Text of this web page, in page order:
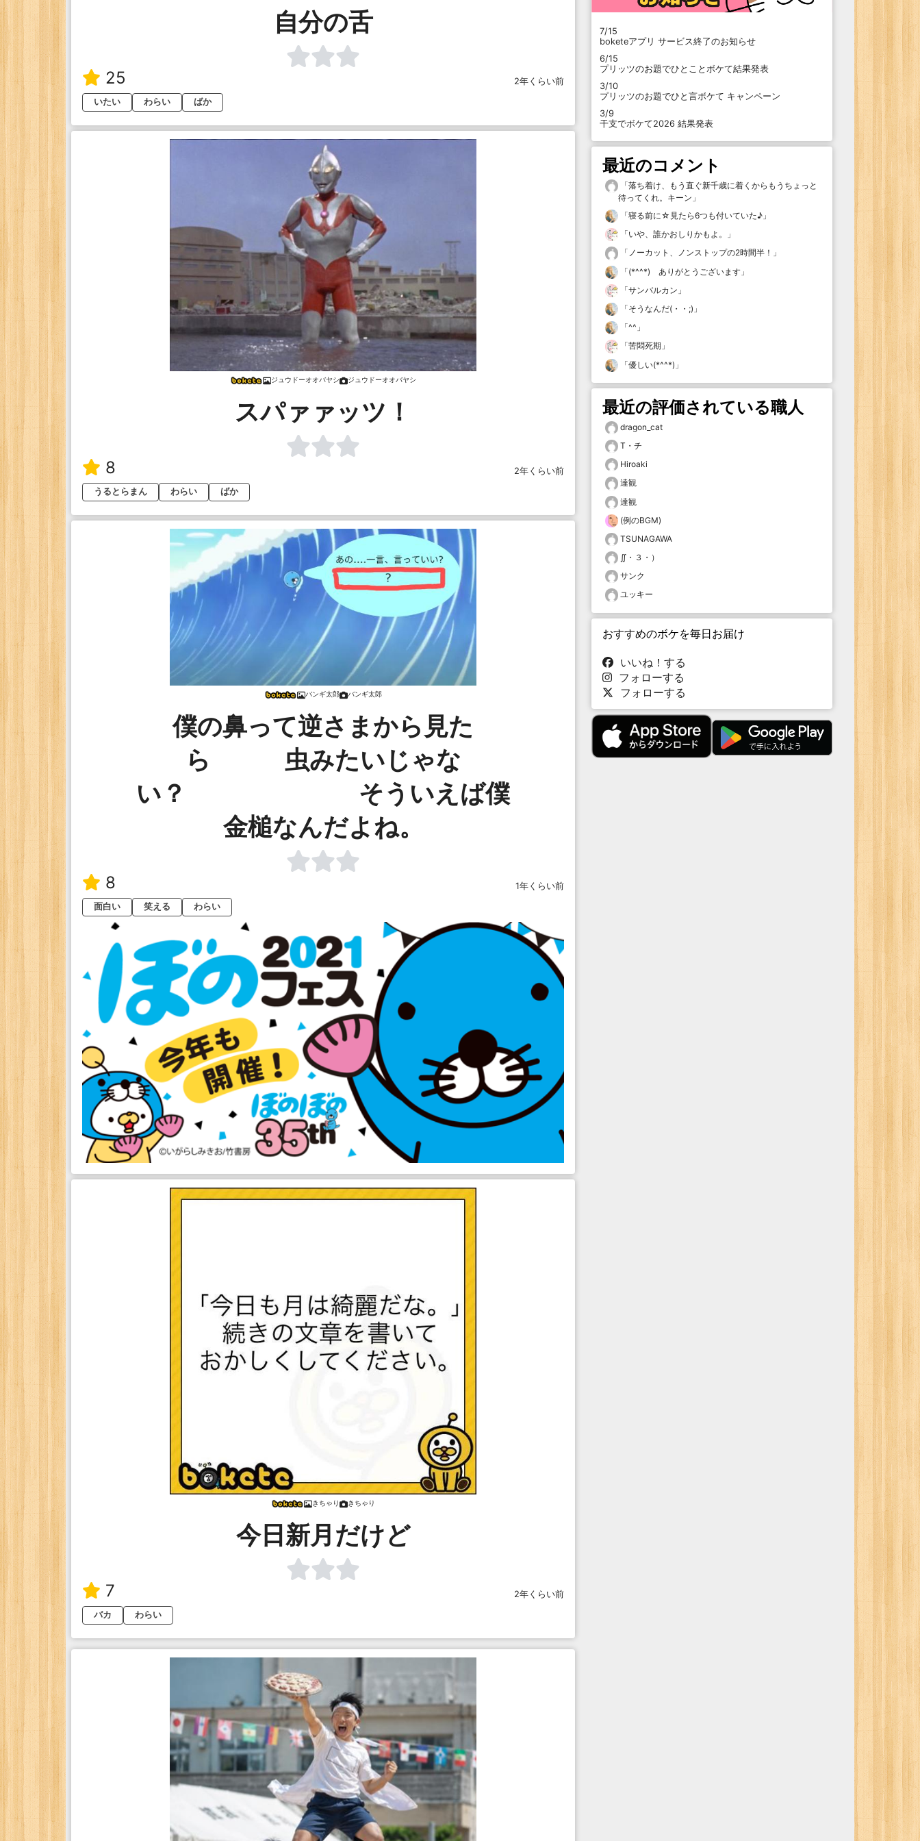
自分の舌
25
2年くらい前
いたい
わらい ばか
ジュウドーオオバヤシ ジュウドーオオバヤシ
スパァァッツ！
8
2年くらい前
うるとらまん
わらい ばか
バンギ太郎 バンギ太郎
僕の鼻って逆さまから見た
ら 虫みたいじゃな
い？ そういえば僕
金槌なんだよね。
8
1年くらい前
面白い
笑える わらい
きちゃり きちゃり
今日新月だけど
7
2年くらい前
バカ
わらい
7/15
boketeアプリ サービス終了のお知らせ
6/15
プリッツのお題でひとことボケて結果発表
3/10
プリッツのお題でひと言ボケて キャンペーン
3/9
干支でボケて2026 結果発表
最近のコメント
「落ち着け、もう直ぐ新千歳に着くからもうちょっと
待ってくれ。キーン 」
「寝る前に☆見たら6つも付いていた♪ 」
「いや、誰かおしりかもよ。
」
「 ノーカット、ノンストップの2時間半！ 」
「(*^^*) ありがとうございます 」
「サンバルカン 」
「そうなんだ(・・;) 」
「^^ 」
「苦悶死期 」
「優しい(*^^*) 」
最近の評価されている職人
dragon_cat
T・チ
Hiroaki
達観
達観
(例のBGM)
TSUNAGAWA
∬・３・）
サンク
ユッキー
おすすめのボケを毎日お届け
いいね！する
フォローする
フォローする